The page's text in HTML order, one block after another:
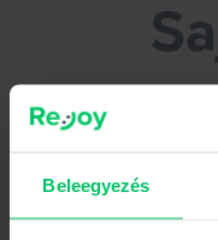
Beleegyezés
Tarthatsz